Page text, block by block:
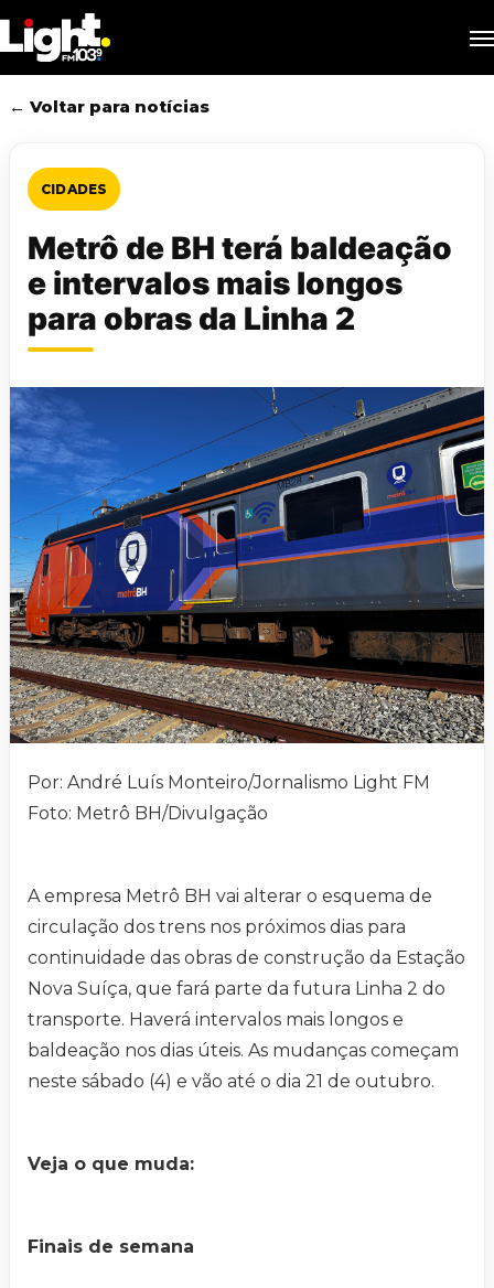
to
main
content
← Voltar para notícias
CIDADES
Metrô de BH terá baldeação
e intervalos mais longos
para obras da Linha 2
Por: André Luís Monteiro/Jornalismo Light FM
Foto: Metrô BH/Divulgação
A empresa Metrô BH vai alterar o esquema de
circulação dos trens nos próximos dias para
continuidade das obras de construção da Estação
Nova Suíça, que fará parte da futura Linha 2 do
transporte. Haverá intervalos mais longos e
baldeação nos dias úteis. As mudanças começam
neste sábado (4) e vão até o dia 21 de outubro.
Veja o que muda:
Finais de semana